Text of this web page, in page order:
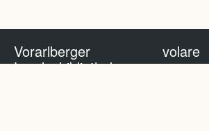
Vorarlberger
Landesbibliothek
volare